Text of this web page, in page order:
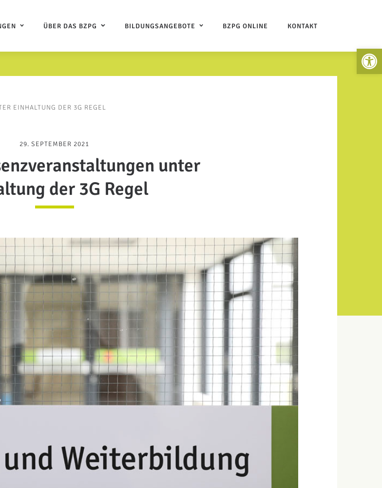
ÜBER DAS BZPG BILDUNGSANGEBOTE BZPG ONLINE KONTAKT
EINHALTUNG DER 3G REGEL
29. SEPTEMBER 2021
unter
der 3G Regel